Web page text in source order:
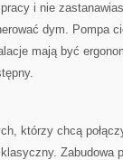
i nie
dym. Pompa
mają być
którzy chcą
Zabudowa